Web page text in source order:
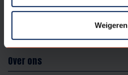
Weigeren
Over ons